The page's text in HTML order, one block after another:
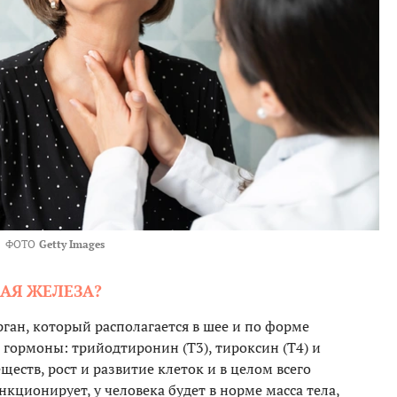
ФОТО Getty Images
ЖЕЛЕЗА?
который располагается в шее и по форме
трийодтиронин (Т3), тироксин (Т4) и
рост и развитие клеток и в целом всего
у человека будет в норме масса тела,